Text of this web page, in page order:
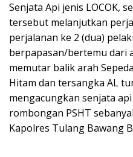
Senjata Api jenis LOCOK,
tersebut melanjutkan
perjalanan ke 2 (dua)
berpapasan/bertemu dari
memutar balik arah
Hitam dan tersangka AL
mengacungkan senjata
rombongan PSHT
Kapolres Tulang Bawang